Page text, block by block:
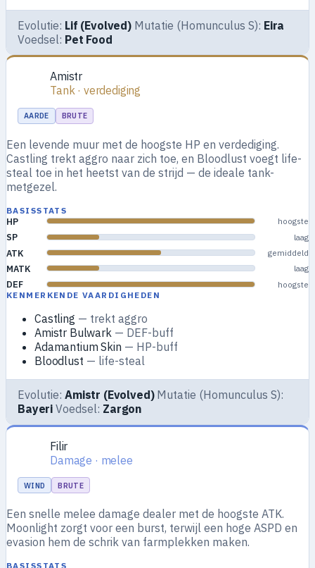
Evolutie: Lif (Evolved) Mutatie (Homunculus S): Eira
Voedsel: Pet Food
Amistr
Tank · verdediging
AARDE BRUTE
Een levende muur met de hoogste HP en verdediging.
Castling trekt aggro naar zich toe, en Bloodlust voegt life-
steal toe in het heetst van de strijd — de ideale tank-
metgezel.
BASISSTATS
HP hoogste
SP laag
ATK gemiddeld
MATK laag
DEF
hoogste
KENMERKENDE VAARDIGHEDEN
Castling — trekt aggro
Amistr Bulwark — DEF-buff
Adamantium Skin — HP-buff
Bloodlust — life-steal
Evolutie: Amistr (Evolved) Mutatie (Homunculus S):
Bayeri Voedsel: Zargon
Filir
Damage · melee
WIND BRUTE
Een snelle melee damage dealer met de hoogste ATK.
Moonlight zorgt voor een burst, terwijl een hoge ASPD en
evasion hem de schrik van farmplekken maken.
BASISSTATS